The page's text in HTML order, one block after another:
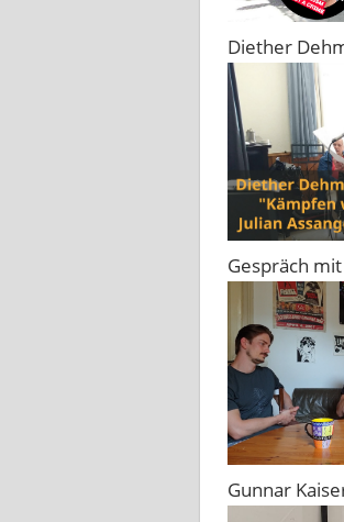
Diether
Gespräch
Gunnar